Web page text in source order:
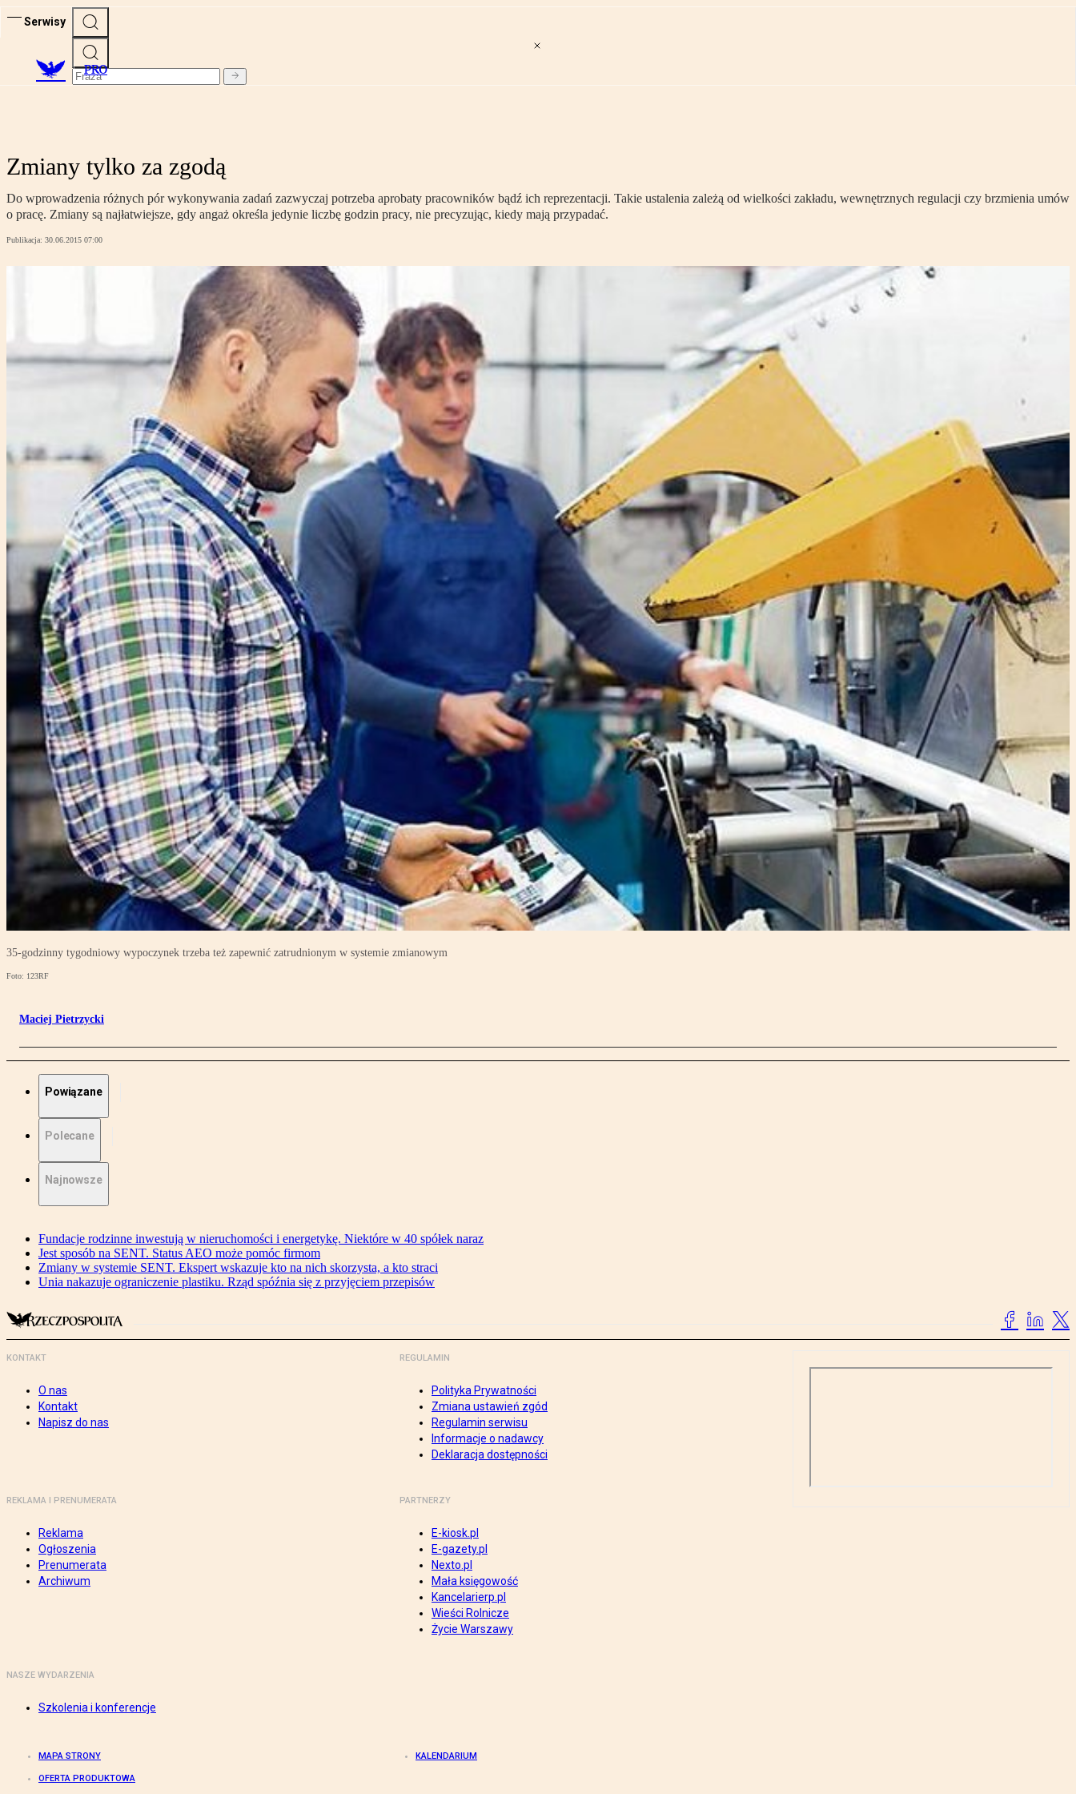
Serwisy
PRO
Zmiany tylko za zgodą
Do wprowadzenia różnych pór wykonywania zadań zazwyczaj potrzeba aprobaty pracowników bądź ich reprezentacji. Takie ustalenia zależą od wielkości zakładu, wewnętrznych regulacji czy brzmienia umów
o pracę. Zmiany są najłatwiejsze, gdy angaż określa jedynie liczbę godzin pracy, nie precyzując, kiedy mają przypadać.
Publikacja: 30.06.2015 07:00
35-godzinny tygodniowy wypoczynek trzeba też zapewnić zatrudnionym w systemie zmianowym
Foto: 123RF
Maciej Pietrzycki
Powiązane
Polecane
Najnowsze
Fundacje rodzinne inwestują w nieruchomości i energetykę. Niektóre w 40 spółek naraz
Jest sposób na SENT. Status AEO może pomóc firmom
Zmiany w systemie SENT. Ekspert wskazuje kto na nich skorzysta, a kto straci
Unia nakazuje ograniczenie plastiku. Rząd spóźnia się z przyjęciem przepisów
KONTAKT
O nas
Kontakt
Napisz do nas
REGULAMIN
Polityka Prywatności
Zmiana ustawień zgód
Regulamin serwisu
Informacje o nadawcy
Deklaracja dostępności
REKLAMA I PRENUMERATA
Reklama
Ogłoszenia
Prenumerata
Archiwum
PARTNERZY
E-kiosk.pl
E-gazety.pl
Nexto.pl
Mała księgowość
Kancelarierp.pl
Wieści Rolnicze
Życie Warszawy
NASZE WYDARZENIA
Szkolenia i konferencje
MAPA STRONY KALENDARIUM
OFERTA PRODUKTOWA